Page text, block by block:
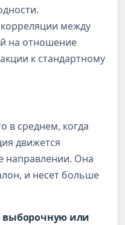
между
на отношение
к стандартному
в среднем, когда
движется
направлении. Она
и несет больше
выборочную или